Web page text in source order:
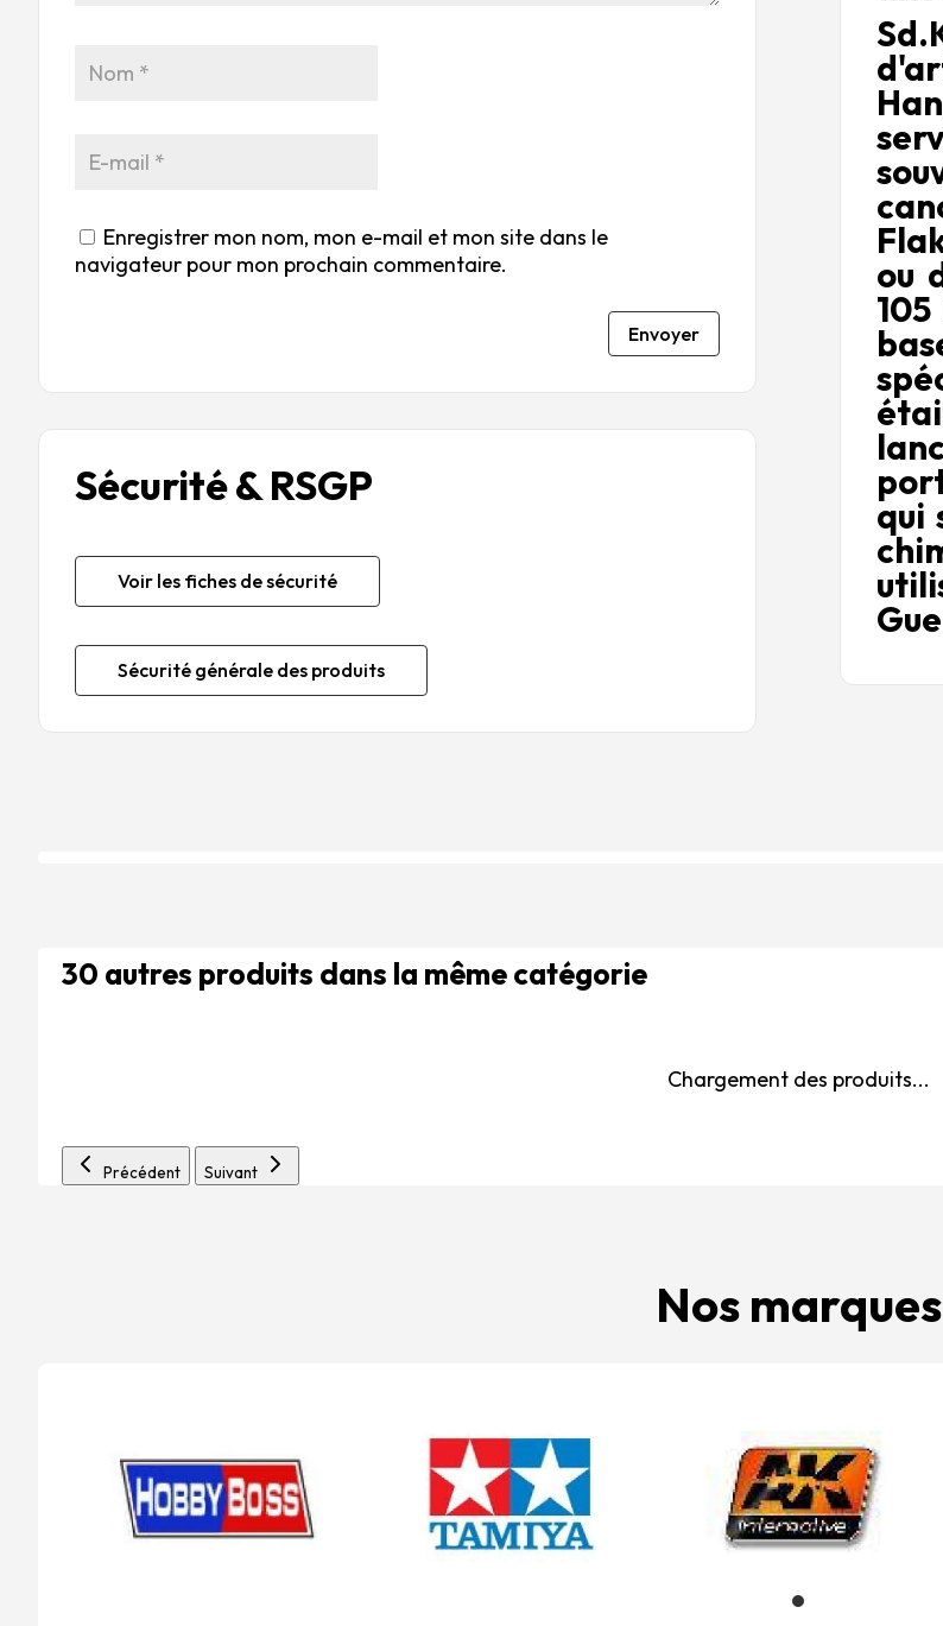
Enregistrer mon nom, mon e-mail et mon site dans le
navigateur pour mon prochain commentaire.
Envoyer
Sécurité & RSGP
Voir les fiches de sécurité
Sécurité générale des produits
ou
qui
30 autres produits dans la même catégorie
Chargement des produits...
Précédent Suivant
Nos marques